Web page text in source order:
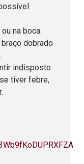
na boca.
dobrado
indisposto.
tiver febre,